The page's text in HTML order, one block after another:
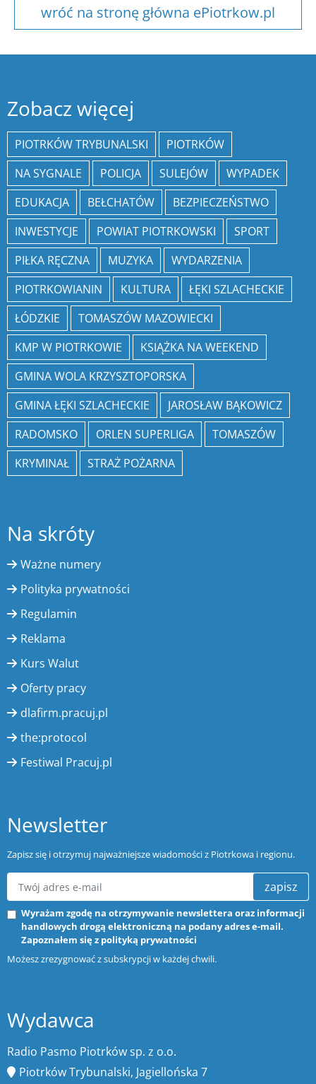
wróć na stronę główna ePiotrkow.pl
Zobacz więcej
PIOTRKÓW TRYBUNALSKI
PIOTRKÓW
NA SYGNALE
POLICJA SULEJÓW
WYPADEK
EDUKACJA
BEŁCHATÓW
BEZPIECZEŃSTWO
INWESTYCJE
POWIAT PIOTRKOWSKI
SPORT
PIŁKA RĘCZNA
MUZYKA
WYDARZENIA
PIOTRKOWIANIN
KULTURA
ŁĘKI SZLACHECKIE
ŁÓDZKIE
TOMASZÓW MAZOWIECKI
KMP W PIOTRKOWIE
KSIĄŻKA NA WEEKEND
GMINA WOLA KRZYSZTOPORSKA
GMINA ŁĘKI SZLACHECKIE
JAROSŁAW BĄKOWICZ
RADOMSKO
ORLEN SUPERLIGA
TOMASZÓW
KRYMINAŁ
STRAŻ POŻARNA
Na skróty
Ważne numery
Polityka prywatności
Regulamin
Reklama
Kurs Walut
Oferty pracy
dlafirm.pracuj.pl
the:protocol
Festiwal Pracuj.pl
Newsletter
Zapisz się i otrzymuj najważniejsze wiadomości z Piotrkowa i regionu.
zapisz
Wyrażam zgodę na otrzymywanie newslettera oraz informacji
handlowych drogą elektroniczną na podany adres e-mail.
Zapoznałem się z polityką prywatności
Możesz zrezygnować z subskrypcji w każdej chwili.
Wydawca
Radio Pasmo Piotrków sp. z o.o.
Piotrków Trybunalski, Jagiellońska 7